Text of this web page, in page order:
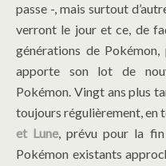
passe -, mais surtout
verront le jour et ce, de
générations de Pokémon,
apporte son lot de
Pokémon. Vingt ans plus
toujours régulièrement, en
et Lune, prévu pour la fin
Pokémon existants